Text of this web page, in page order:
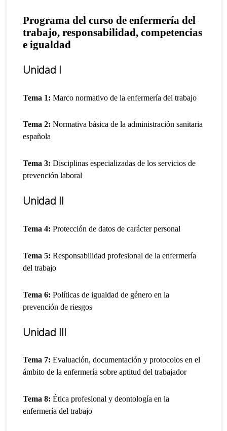
Programa delcurso de enfermería del
trabajo, responsabilidad, competencias
e igualdad
Unidad I
Tema 1: Marco normativo de la enfermería del trabajo
Tema 2: Normativa básica de la administración sanitaria
española
Tema 3: Disciplinas especializadas de los servicios de
prevención laboral
Unidad II
Tema 4: Protección de datos de carácter personal
Tema 5: Responsabilidad profesional de la enfermería
del trabajo
Tema 6: Políticas de igualdad de género en la
prevención de riesgos
Unidad III
Tema 7: Evaluación, documentación y protocolos en el
ámbito de la enfermería sobre aptitud del trabajador
Tema 8: Ética profesional y deontología en la
enfermería del trabajo